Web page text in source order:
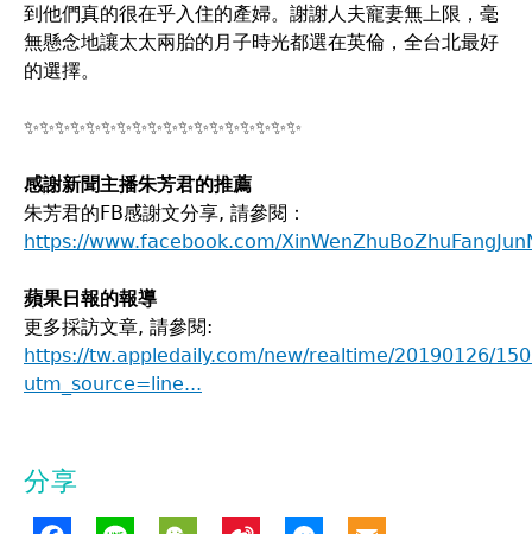
到他們真的很在乎入住的產婦。謝謝人夫寵妻無上限，毫
無懸念地讓太太兩胎的月子時光都選在英倫，全台北最好
的選擇。
✨✨✨✨✨✨✨✨✨✨✨✨✨✨✨✨✨✨
感謝新聞主播朱芳君的推薦
朱芳君的FB感謝文分享, 請參閱：
https://www.facebook.com/
蘋果日報的報導
更多採訪文章, 請參閱:
https://tw.appledaily.com/new/realtime/20190126/
utm_source=line...
分享